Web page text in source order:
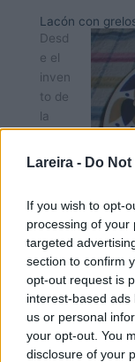
Lareira - Do
If you wish to opt-
processing of your
targeted
section to confirm
opt-out request is
interest-based
us or personal
your opt-out. You
disclosure of your
Lacón con
Desd
e el
inven
to de
la
cerá
mica
ico y
Edad
del Bronce, y el
sitúa dos mil
pudo cocer y,
alimentos,
un plato que
una maneras.